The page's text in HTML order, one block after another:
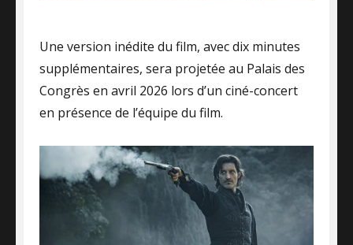
Une version inédite du film, avec dix minutes
supplémentaires, sera projetée au Palais des
Congrès en avril 2026 lors d’un ciné-concert
en présence de l’équipe du film.